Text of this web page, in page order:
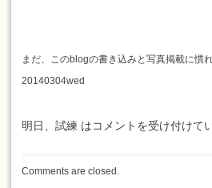
まだ、このblogの書き込みと写真掲載に慣れ
20140304wed
明日、試練 はコメントを受け付けて
Comments are closed.